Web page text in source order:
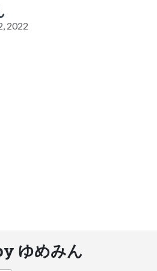
2022
ゆめみん